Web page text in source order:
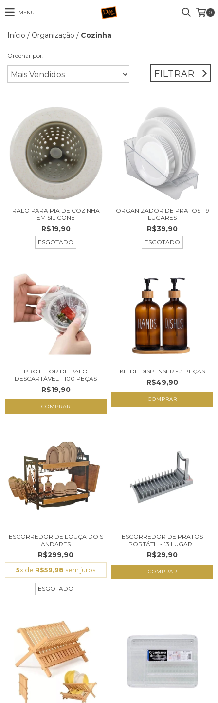
MENU 0
Início / Organização / Cozinha
Ordenar por:
FILTRAR
RALO PARA PIA DE COZINHA
EM SILICONE
R$19,90
ESGOTADO
ORGANIZADOR DE PRATOS - 9
LUGARES
R$39,90
ESGOTADO
PROTETOR DE RALO
DESCARTÁVEL - 100 PEÇAS
R$19,90
KIT DE DISPENSER - 3 PEÇAS
R$49,90
ESCORREDOR DE LOUÇA DOIS
ANDARES
R$299,90
5x de R$59,98 sem juros
ESGOTADO
ESCORREDOR DE PRATOS
PORTÁTIL - 13 LUGAR...
R$29,90
COMPRAR